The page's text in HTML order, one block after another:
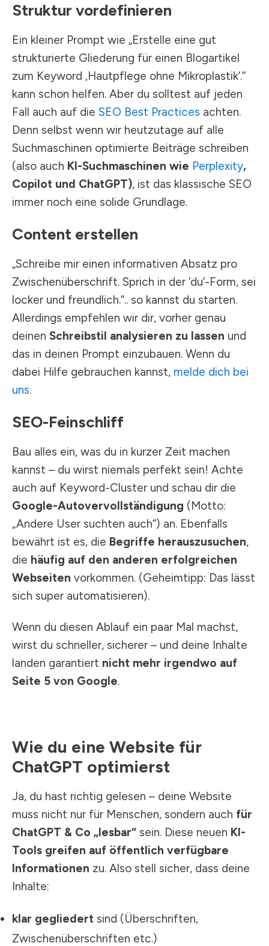
Struktur vordefinieren
Ein kleiner Prompt wie „Erstelle eine gut
strukturierte Gliederung für einen Blogartikel
zum Keyword ‚Hautpflege ohne Mikroplastik‘.“
kann schon helfen. Aber du solltest auf jeden
Fall auch auf die SEO Best Practices achten.
Denn selbst wenn wir heutzutage auf alle
Suchmaschinen optimierte Beiträge schreiben
(also auch KI-Suchmaschinen wie Perplexity,
Copilot und ChatGPT), ist das klassische SEO
immer noch eine solide Grundlage.
Content erstellen
„Schreibe mir einen informativen Absatz pro
Zwischenüberschrift. Sprich in der ‘du’-Form, sei
locker und freundlich.“.. so kannst du starten.
Allerdings empfehlen wir dir, vorher genau
deinen Schreibstil analysieren zu lassen und
das in deinen Prompt einzubauen. Wenn du
dabei Hilfe gebrauchen kannst, melde dich bei
uns.
SEO-Feinschliff
Bau alles ein, was du in kurzer Zeit machen
kannst – du wirst niemals perfekt sein! Achte
auch auf Keyword-Cluster und schau dir die
Google-Autovervollständigung (Motto:
„Andere User suchten auch“) an. Ebenfalls
bewährt ist es, die Begriffe herauszusuchen,
die häufig auf den anderen erfolgreichen
Webseiten vorkommen. (Geheimtipp: Das lässt
sich super automatisieren).
Wenn du diesen Ablauf ein paar Mal machst,
wirst du schneller, sicherer – und deine Inhalte
landen garantiert nicht mehr irgendwo auf
Seite 5 von Google.
Wie du eine Website für
ChatGPT optimierst
Ja, du hast richtig gelesen – deine Website
muss nicht nur für Menschen, sondern auch für
ChatGPT & Co „lesbar“ sein. Diese neuen KI-
Tools greifen auf öffentlich verfügbare
Informationen zu. Also stell sicher, dass deine
Inhalte:
klar gegliedert sind (Überschriften,
Zwischenüberschriften etc.)